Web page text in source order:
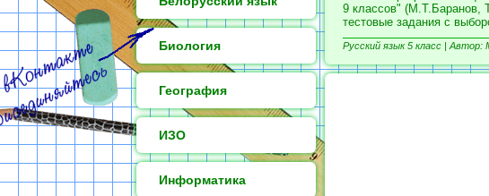
Биология
География
ИЗО
Информатика
9 классов"
тестовые задания с
Русский язык 5 класс | Автор: